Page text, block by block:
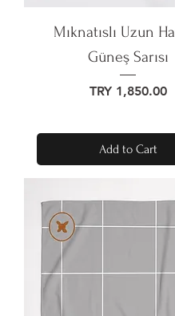
Mıknatıslı Uzun
Güneş Sarısı
Price
TRY 1,850.00
Add to Cart